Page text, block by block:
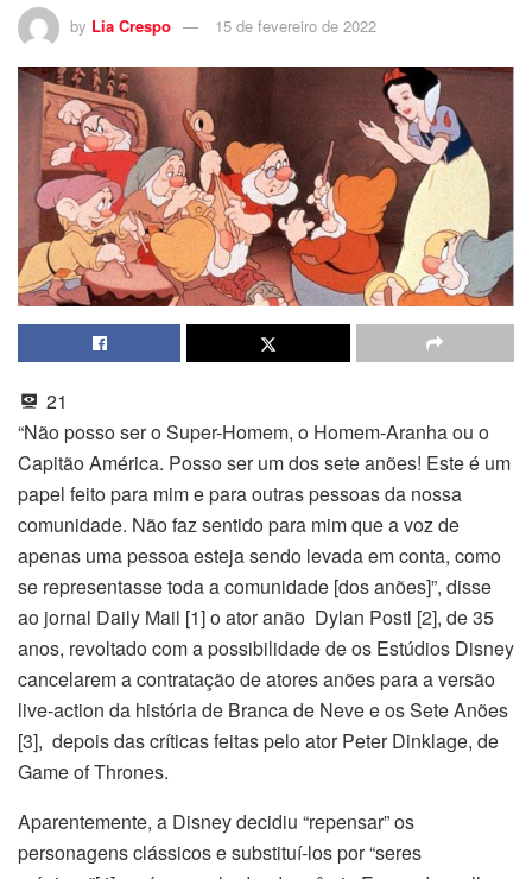
by Lia Crespo 15 de fevereiro de 2022
21
“Não posso ser o Super-Homem, o Homem-Aranha ou o
Capitão América. Posso ser um dos sete anões! Este é um
papel feito para mim e para outras pessoas da nossa
comunidade. Não faz sentido para mim que a voz de
apenas uma pessoa esteja sendo levada em conta, como
se representasse toda a comunidade [dos anões]”, disse
ao jornal Daily Mail [1] o ator anão Dylan Postl [2], de 35
anos, revoltado com a possibilidade de os Estúdios Disney
cancelarem a contratação de atores anões para a versão
live-action da história de Branca de Neve e os Sete Anões
[3], depois das críticas feitas pelo ator Peter Dinklage, de
Game of Thrones.
Aparentemente, a Disney decidiu “repensar” os
personagens clássicos e substituí-los por “seres